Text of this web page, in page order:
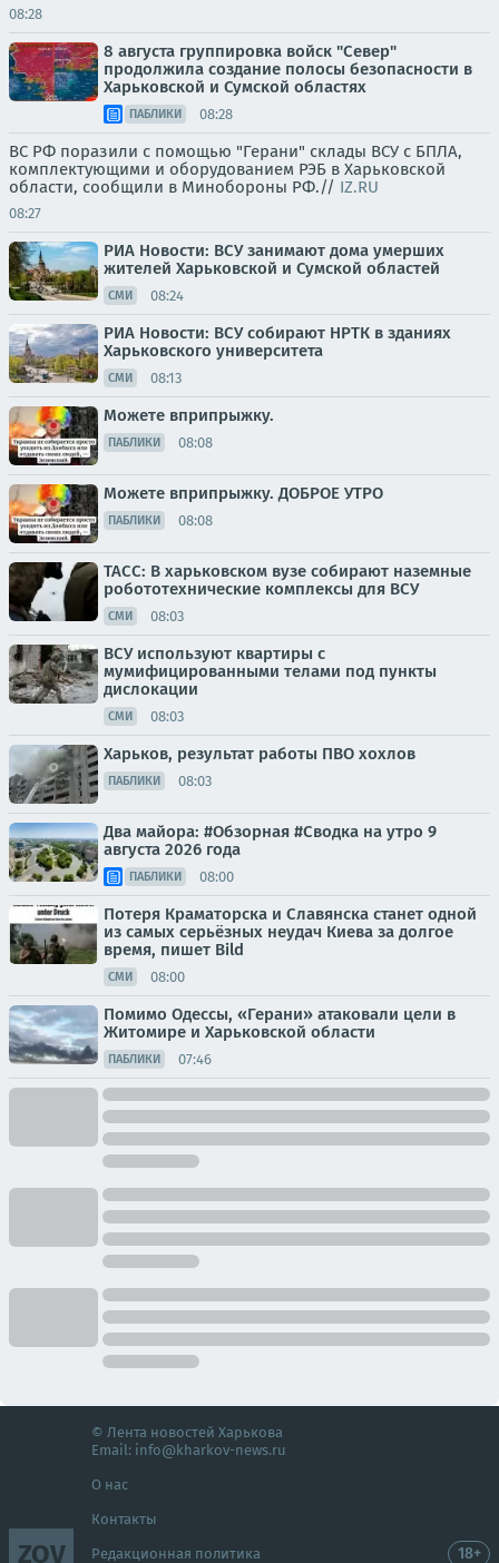
08:28
8 августа группировка войск "Север"
продолжила создание полосы безопасности в
Харьковской и Сумской областях
ПАБЛИКИ 08:28
ВС РФ поразили с помощью "Герани" склады ВСУ с БПЛА,
комплектующими и оборудованием РЭБ в Харьковской
области, сообщили в Минобороны РФ.// IZ.RU
08:27
РИА Новости: ВСУ занимают дома умерших
жителей Харьковской и Сумской областей
СМИ 08:24
РИА Новости: ВСУ собирают НРТК в зданиях
Харьковского университета
СМИ 08:13
Можете вприпрыжку.
ПАБЛИКИ 08:08
Можете вприпрыжку. ДОБРОЕ УТРО
ПАБЛИКИ 08:08
ТАСС: В харьковском вузе собирают наземные
робототехнические комплексы для ВСУ
СМИ 08:03
ВСУ используют квартиры с
мумифицированными телами под пункты
дислокации
СМИ 08:03
Харьков, результат работы ПВО хохлов
ПАБЛИКИ 08:03
Два майора: #Обзорная #Сводка на утро 9
августа 2026 года
ПАБЛИКИ 08:00
Потеря Краматорска и Славянска станет одной
из самых серьёзных неудач Киева за долгое
время, пишет Bild
СМИ 08:00
Помимо Одессы, «Герани» атаковали цели в
Житомире и Харьковской области
ПАБЛИКИ 07:46
ZOV
© Лента новостей Харькова
Email: info@kharkov-news.ru
О нас
Контакты
Редакционная политика 18+